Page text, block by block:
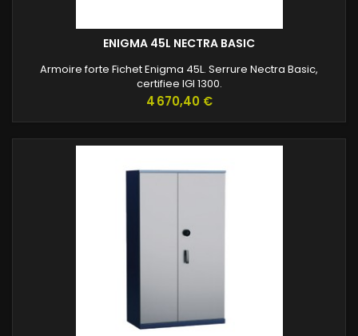
ENIGMA 45L NECTRA BASIC
Armoire forte Fichet Enigma 45L. Serrure Nectra Basic,
certifiee IGI 1300.
Prix
4 670,40 €